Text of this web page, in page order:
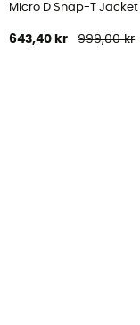
Micro D Snap-T
643,40 kr 999,00 kr